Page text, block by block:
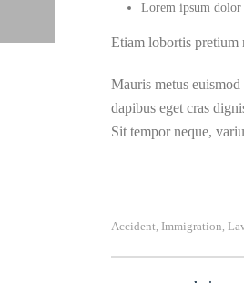
Lorem ipsum dolor
Etiam lobortis pretium
Mauris metus
dapibus eget cras
Sit tempor neque,
Accident, Immigration,